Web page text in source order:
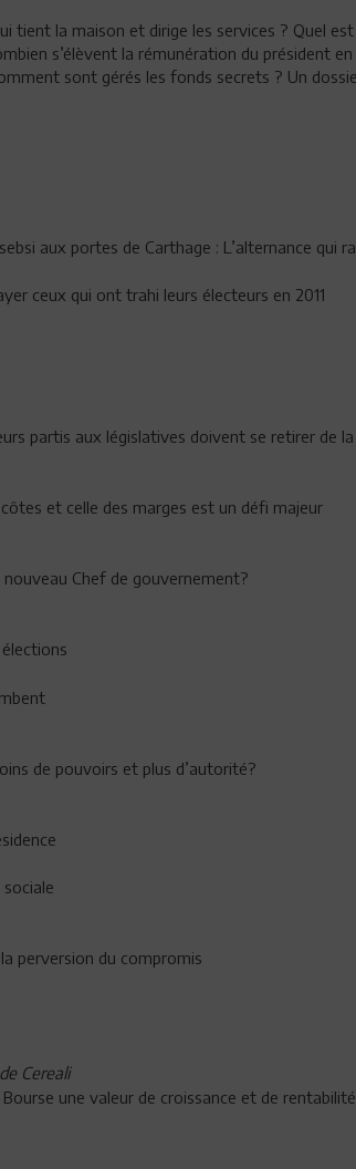
tient la maison et dirige les services ? Quel
s’élèvent la rémunération du président
sont gérés les fonds secrets ? Un
aux portes de Carthage : L’alternance qui
ceux qui ont trahi leurs électeurs en 2011
partis aux législatives doivent se retirer de
et celle des marges est un défi majeur
Chef de gouvernement?
élections
de pouvoirs et plus d’autorité?
perversion du compromis
Cereali
une valeur de croissance et de rentabilité